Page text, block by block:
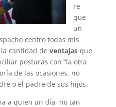
re
que
un
centro todas mis
cantidad de ventajasque
posturas con “la otra
de las ocasiones, no
o el padre de sus hijos.
a quien un día, no tan